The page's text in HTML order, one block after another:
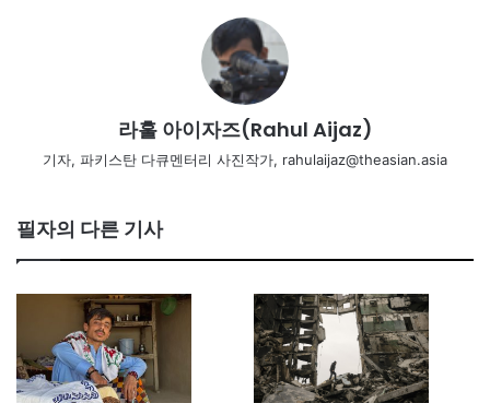
라훌 아이자즈(Rahul Aijaz)
기자, 파키스탄 다큐멘터리 사진작가, rahulaijaz@theasian.asia
필자의 다른 기사